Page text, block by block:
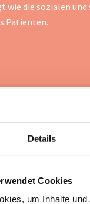
Details
Cookies
um Inhalte und
wie die sozialen und
Patienten.
und